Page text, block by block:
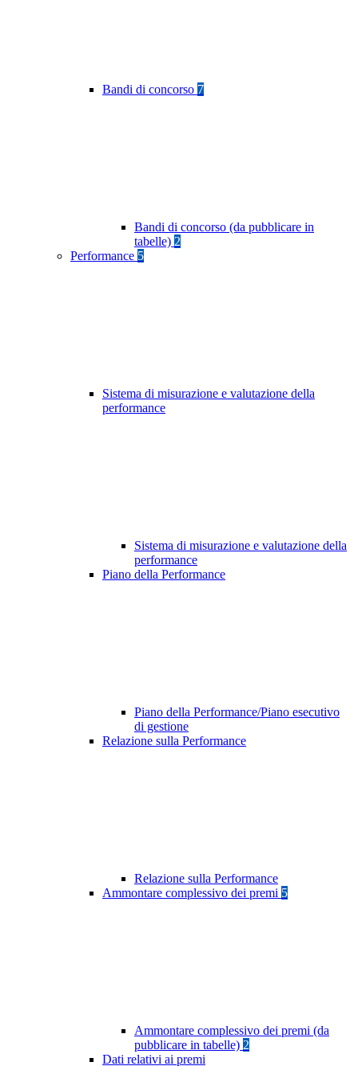
Bandi di concorso 7
Bandi di concorso (da pubblicare in
tabelle) 2
Performance 5
Sistema di misurazione e valutazione della
performance
Sistema di misurazione e valutazione della
performance
Piano della Performance
Piano della Performance/Piano esecutivo
di gestione
Relazione sulla Performance
Relazione sulla Performance
Ammontare complessivo dei premi 5
Ammontare complessivo dei premi (da
pubblicare in tabelle) 2
Dati relativi ai premi